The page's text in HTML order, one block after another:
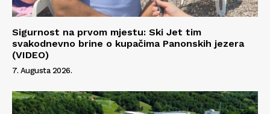
Kontakt
Impressum
Sigurnost na prvom mjestu: Ski Jet tim
svakodnevno brine o kupačima Panonskih jezera
(VIDEO)
7. Augusta 2026.